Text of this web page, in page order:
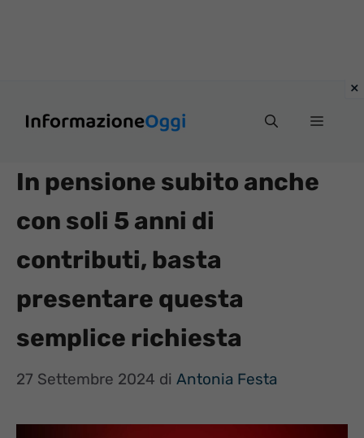
Menu
In pensione subito anche
con soli 5 anni di
contributi, basta
presentare questa
semplice richiesta
27 Settembre 2024 di Antonia Festa